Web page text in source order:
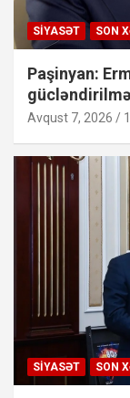
SIYASƏT SON
Paşinyan:
Avqust 7, 2026 /
SIYASƏT SON